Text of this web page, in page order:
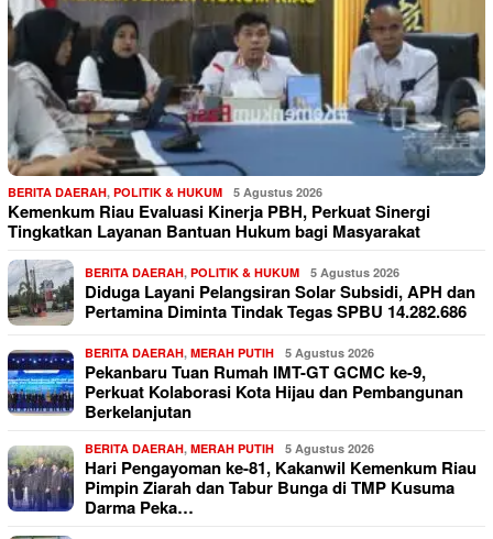
BERITA DAERAH, POLITIK & HUKUM 5 Agustus 2026
Kemenkum Riau Evaluasi Kinerja PBH, Perkuat Sinergi
Tingkatkan Layanan Bantuan Hukum bagi Masyarakat
BERITA DAERAH, POLITIK & HUKUM 5 Agustus 2026
Diduga Layani Pelangsiran Solar Subsidi, APH dan
Pertamina Diminta Tindak Tegas SPBU 14.282.686
BERITA DAERAH, MERAH PUTIH 5 Agustus 2026
Pekanbaru Tuan Rumah IMT-GT GCMC ke-9,
Perkuat Kolaborasi Kota Hijau dan Pembangunan
Berkelanjutan
BERITA DAERAH, MERAH PUTIH 5 Agustus 2026
Hari Pengayoman ke-81, Kakanwil Kemenkum Riau
Pimpin Ziarah dan Tabur Bunga di TMP Kusuma
Darma Peka…